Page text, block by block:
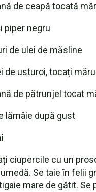
de ceapă tocată
piper negru
de ulei de măsline
de usturoi, tocați
de pătrunjel tocat
lămâie după gust
ciupercile cu un
Se taie în felii
mare de gătit. Se